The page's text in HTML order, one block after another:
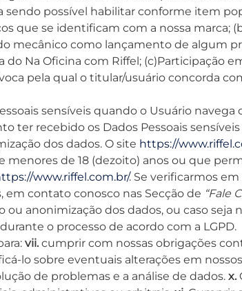
sendo possível habilitar conforme item
que se identificam com a nossa marca;
mecânico como lançamento de algum
Na Oficina com Riffel; (c)Participação
pela qual o titular/usuário concorda
sensíveis quando o Usuário navega
ter recebido os Dados Pessoais
dos dados. O site https://
de 18 (dezoito) anos ou que
www.riffel.com.br/. Se verificarmos
em contato conosco nas Secção de “Fale
anonimização dos dados, ou caso seja
o processo de acordo com a LGPD.
vii. cumprir com nossas obrigações
lo sobre eventuais alterações em
de problemas e a análise de dados. x.